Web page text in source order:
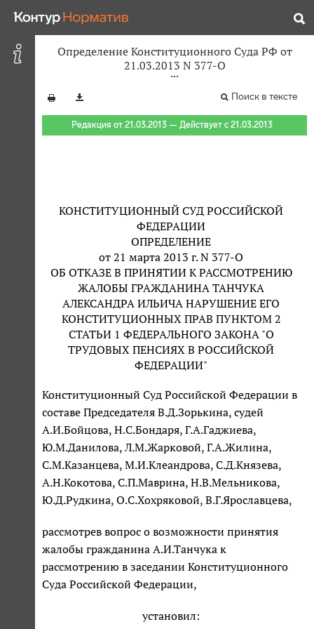
Определение Конституционного Суда РФ от
21.03.2013 N 377-О
Поиск в тексте
Редакция от 21.03.2013 — Действует с 21.03.2013
КОНСТИТУЦИОННЫЙ СУД РОССИЙСКОЙ
ФЕДЕРАЦИИ
ОПРЕДЕЛЕНИЕ
от 21 марта 2013 г. N 377-О
ОБ ОТКАЗЕ В ПРИНЯТИИ К РАССМОТРЕНИЮ
ЖАЛОБЫ ГРАЖДАНИНА ТАНЧУКА
АЛЕКСАНДРА ИЛЬИЧА НАРУШЕНИЕ ЕГО
КОНСТИТУЦИОННЫХ ПРАВ ПУНКТОМ 2
СТАТЬИ 1 ФЕДЕРАЛЬНОГО ЗАКОНА "О
ТРУДОВЫХ ПЕНСИЯХ В РОССИЙСКОЙ
ФЕДЕРАЦИИ"
Конституционный Суд Российской Федерации в
составе Председателя В.Д.Зорькина, судей
А.И.Бойцова, Н.С.Бондаря, Г.А.Гаджиева,
Ю.М.Данилова, Л.М.Жарковой, Г.А.Жилина,
С.М.Казанцева, М.И.Клеандрова, С.Д.Князева,
А.Н.Кокотова, С.П.Маврина, Н.В.Мельникова,
Ю.Д.Рудкина, О.С.Хохряковой, В.Г.Ярославцева,
рассмотрев вопрос о возможности принятия
жалобы гражданина А.И.Танчука к
рассмотрению в заседании Конституционного
Суда Российской Федерации,
установил: